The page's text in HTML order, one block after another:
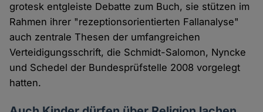
grotesk entgleiste Debatte zum Buch, sie stützen im
Rahmen ihrer "rezeptionsorientierten Fallanalyse"
auch zentrale Thesen der umfangreichen
Verteidigungsschrift, die Schmidt-Salomon, Nyncke
und Schedel der Bundesprüfstelle 2008 vorgelegt
hatten.